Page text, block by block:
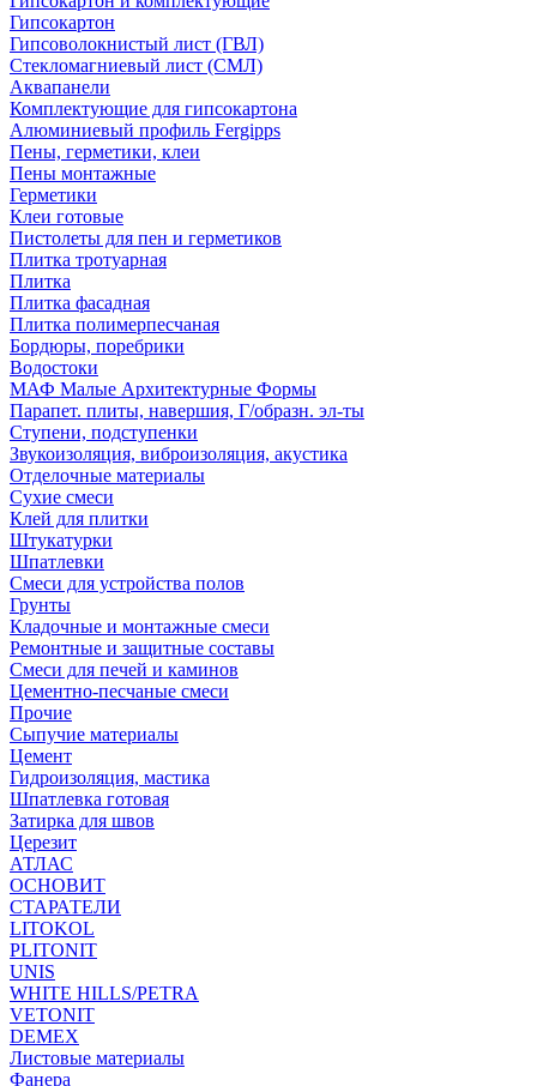
Гипсокартон
Гипсоволокнистый лист (ГВЛ)
Стекломагниевый лист (СМЛ)
Аквапанели
Комплектующие для гипсокартона
Алюминиевый профиль Fergipps
Пены, герметики, клеи
Пены монтажные
Герметики
Клеи готовые
Пистолеты для пен и герметиков
Плитка тротуарная
Плитка
Плитка фасадная
Плитка полимерпесчаная
Бордюры, поребрики
Водостоки
МАФ Малые Архитектурные Формы
Парапет. плиты, навершия, Г/образн. эл-ты
Ступени, подступенки
Звукоизоляция, виброизоляция, акустика
Отделочные материалы
Сухие смеси
Клей для плитки
Штукатурки
Шпатлевки
Смеси для устройства полов
Грунты
Кладочные и монтажные смеси
Ремонтные и защитные составы
Смеси для печей и каминов
Цементно-песчаные смеси
Прочие
Сыпучие материалы
Цемент
Гидроизоляция, мастика
Шпатлевка готовая
Затирка для швов
Церезит
АТЛАС
ОСНОВИТ
СТАРАТЕЛИ
LITOKOL
PLITONIT
UNIS
WHITE HILLS/PETRA
VETONIT
DEMEX
Листовые материалы
Фанера